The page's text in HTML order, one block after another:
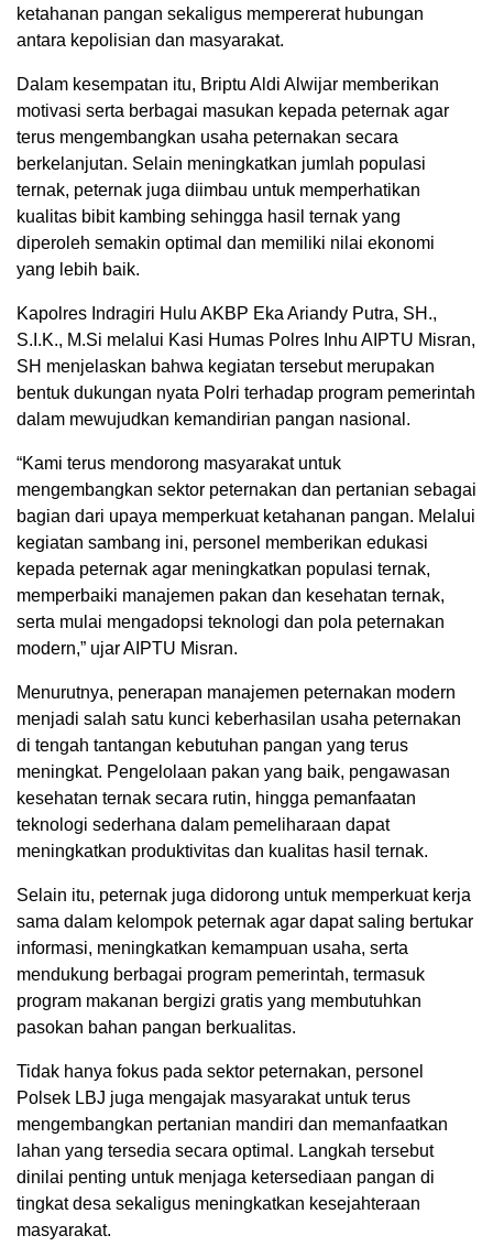
ketahanan pangan sekaligus mempererat hubungan
antara kepolisian dan masyarakat.
Dalam kesempatan itu, Briptu Aldi Alwijar memberikan
motivasi serta berbagai masukan kepada peternak agar
terus mengembangkan usaha peternakan secara
berkelanjutan. Selain meningkatkan jumlah populasi
ternak, peternak juga diimbau untuk memperhatikan
kualitas bibit kambing sehingga hasil ternak yang
diperoleh semakin optimal dan memiliki nilai ekonomi
yang lebih baik.
Kapolres Indragiri Hulu AKBP Eka Ariandy Putra, SH.,
S.I.K., M.Si melalui Kasi Humas Polres Inhu AIPTU Misran,
SH menjelaskan bahwa kegiatan tersebut merupakan
bentuk dukungan nyata Polri terhadap program pemerintah
dalam mewujudkan kemandirian pangan nasional.
“Kami terus mendorong masyarakat untuk
mengembangkan sektor peternakan dan pertanian sebagai
bagian dari upaya memperkuat ketahanan pangan. Melalui
kegiatan sambang ini, personel memberikan edukasi
kepada peternak agar meningkatkan populasi ternak,
memperbaiki manajemen pakan dan kesehatan ternak,
serta mulai mengadopsi teknologi dan pola peternakan
modern,” ujar AIPTU Misran.
Menurutnya, penerapan manajemen peternakan modern
menjadi salah satu kunci keberhasilan usaha peternakan
di tengah tantangan kebutuhan pangan yang terus
meningkat. Pengelolaan pakan yang baik, pengawasan
kesehatan ternak secara rutin, hingga pemanfaatan
teknologi sederhana dalam pemeliharaan dapat
meningkatkan produktivitas dan kualitas hasil ternak.
Selain itu, peternak juga didorong untuk memperkuat kerja
sama dalam kelompok peternak agar dapat saling bertukar
informasi, meningkatkan kemampuan usaha, serta
mendukung berbagai program pemerintah, termasuk
program makanan bergizi gratis yang membutuhkan
pasokan bahan pangan berkualitas.
Tidak hanya fokus pada sektor peternakan, personel
Polsek LBJ juga mengajak masyarakat untuk terus
mengembangkan pertanian mandiri dan memanfaatkan
lahan yang tersedia secara optimal. Langkah tersebut
dinilai penting untuk menjaga ketersediaan pangan di
tingkat desa sekaligus meningkatkan kesejahteraan
masyarakat.